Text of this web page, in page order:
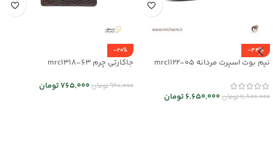
-44%
نیم بوت اسپرت مردانه mrc1122-05
11,800,000تومان6,650,000 تومان
-20%
جاکارتی چرم mrc1318-63
960,000تومان765,000تومان